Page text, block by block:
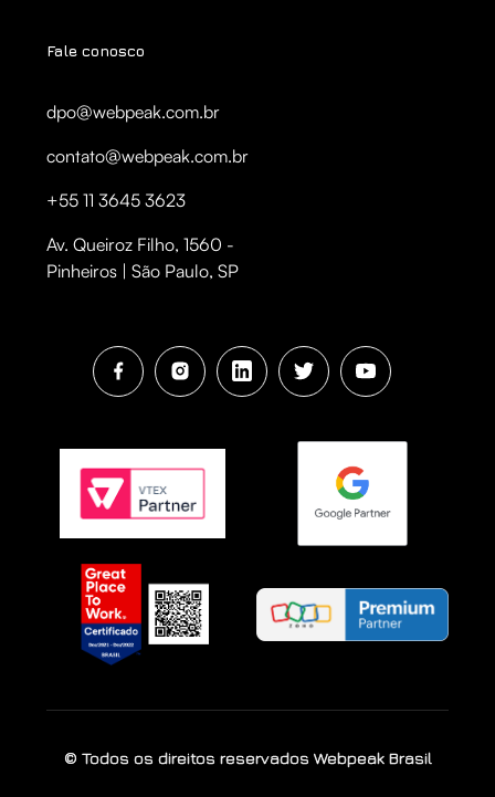
Fale conosco
dpo@webpeak.com.br
contato@webpeak.com.br
+55 11 3645 3623
Av. Queiroz Filho, 1560 -
Pinheiros | São Paulo, SP
© Todos os direitos reservados Webpeak Brasil